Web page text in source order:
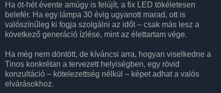
Ha öt-hét évente amúgy is felújít, a fix LED tökéletesen
belefér. Ha egy lámpa 30 évig ugyanott marad, ott is
valószínűleg ki fogja szolgálni az időt – csak más lesz a
következő generáció ízlése, mint az élettartam vége.
Ha még nem döntött, de kíváncsi arra, hogyan viselkedne a
Tinos konkrétan a tervezett helyiségben, egy rövid
konzultáció – kötelezettség nélkül – képet adhat a valós
elvárásokhoz.